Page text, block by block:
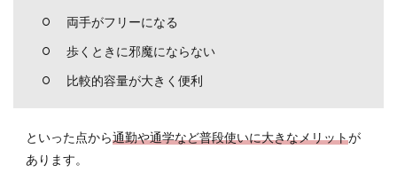
両手がフリーになる
歩くときに邪魔にならない
比較的容量が大きく便利
といった点から通勤や通学など普段使いに大きなメリットが
あります。